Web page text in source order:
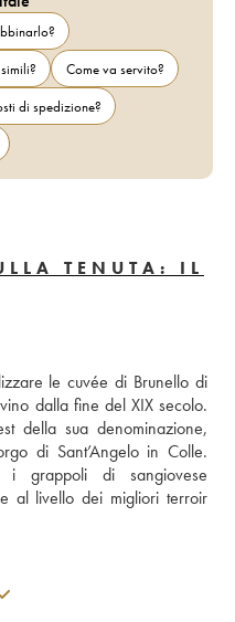
Come va servito?
di spedizione?
TENUTA: IL
le cuvée di Brunello di
dalla fine del XIX secolo.
della sua denominazione,
di Sant’Angelo in Colle.
i grappoli di sangiovese
al livello dei migliori terroir